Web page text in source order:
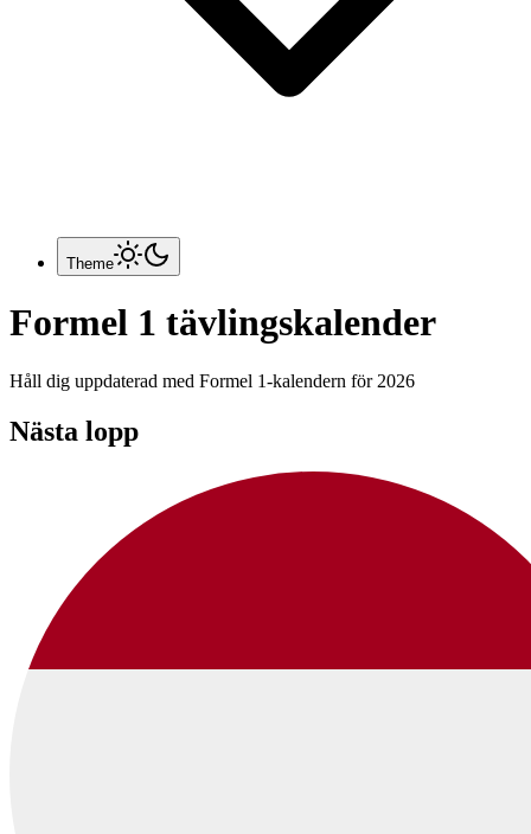
Theme
Formel 1 tävlingskalender
Håll dig uppdaterad med Formel 1-kalendern för 2026
Nästa lopp